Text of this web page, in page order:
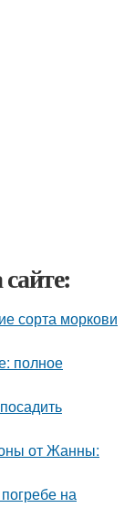
сорта моркови
полное
от Жанны:
на